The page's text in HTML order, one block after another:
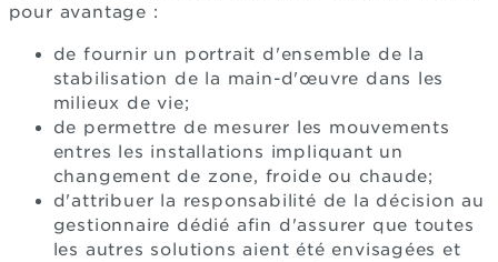
pour avantage :
de fournir un portrait d'ensemble de la
stabilisation de la main-d'œuvre dans les
milieux de vie;
de permettre de mesurer les mouvements
entres les installations impliquant un
changement de zone, froide ou chaude;
d'attribuer la responsabilité de la décision au
gestionnaire dédié afin d'assurer que toutes
les autres solutions aient été envisagées et